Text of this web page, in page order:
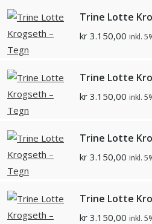
Trine Lotte
kr 3.150,00 inkl.
Trine Lotte
kr 3.150,00 inkl.
Trine Lotte
kr 3.150,00 inkl.
Trine Lotte
kr 3.150,00 inkl.